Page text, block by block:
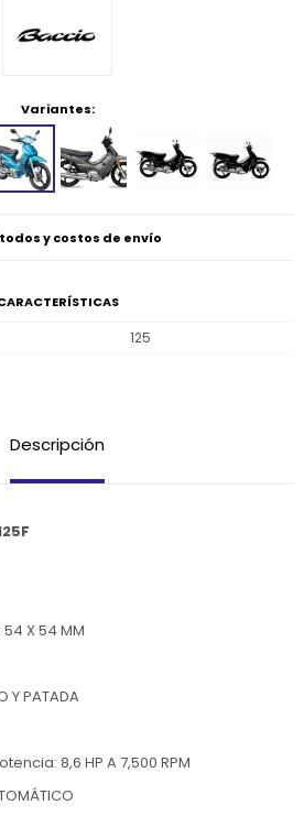
Variantes:
y costos de envío
125
Descripción
X 54 MM
Y PATADA
8,6 HP A 7,500 RPM